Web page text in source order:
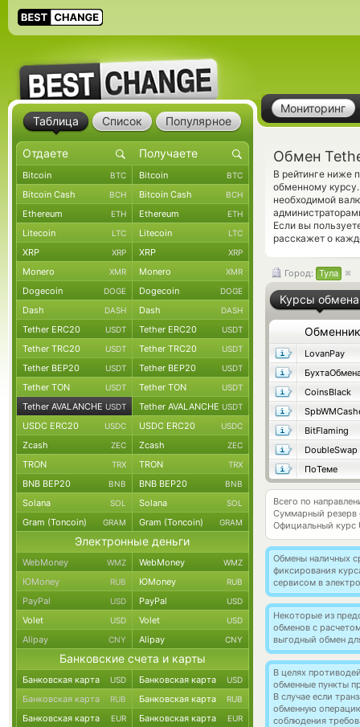
Мониторинг
Обмен
В рейтинге ниже
обменному
необходимой
Если вы
расскажет о
Город: Тула
Курсы обмена
Обменник
LovanPay
CoinsBlack
BitFlaming
DoubleSwap
ПоТеме
Всего по
Суммарный резерв
Официальный курс
Обмены наличных
фиксирования
сервисом в
Некоторые из
обменов с
выгодный обмен
В целях
обменные пункты
В случае если
обменную
соблюдения
Таблица Список Популярное
Bitcoin BTC Bitcoin BTC
Bitcoin Cash BCH Bitcoin Cash BCH
Ethereum ETH Ethereum ETH
Litecoin LTC Litecoin LTC
XRP XRP XRP XRP
Monero XMR Monero XMR
Dogecoin DOGE Dogecoin DOGE
Dash DASH Dash DASH
Tether ERC20 USDT Tether ERC20 USDT
Tether TRC20 USDT Tether TRC20 USDT
Tether BEP20 USDT Tether BEP20 USDT
Tether TON USDT Tether TON USDT
Tether AVALANCHE USDT Tether AVALANCHE USDT
USDC ERC20 USDC USDC ERC20 USDC
Zcash ZEC Zcash ZEC
TRON TRX TRON TRX
BNB BEP20 BNB BNB BEP20 BNB
Solana SOL Solana SOL
Gram (Toncoin) GRAM Gram (Toncoin) GRAM
Электронные деньги
WebMoney WMZ WebMoney WMZ
ЮMoney RUB ЮMoney RUB
PayPal USD PayPal USD
Volet USD Volet USD
Alipay CNY Alipay CNY
Банковские счета и карты
Банковская карта USD Банковская карта USD
Банковская карта RUB Банковская карта RUB
Банковская карта EUR Банковская карта EUR